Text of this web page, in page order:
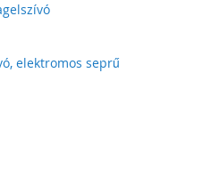
elektromos seprű